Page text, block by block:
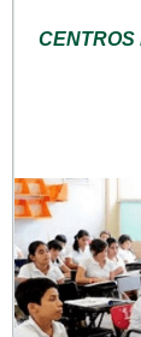
CENTROS